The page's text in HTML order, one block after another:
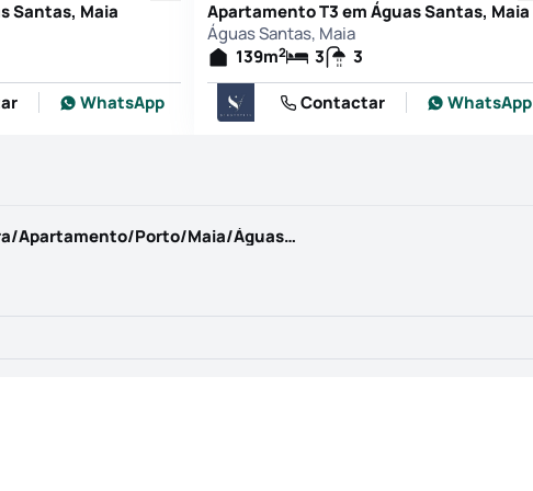
Santas, Maia
WhatsApp
Apartamento T3 em Águas Santas, Maia
Águas Santas, Maia
139m2 3
3
Contactar
WhatsApp
https://www.casadaportela.pt/pt-PT/Imovel/Compra/Apartamento/Porto/Maia/Águas Santas/1278144